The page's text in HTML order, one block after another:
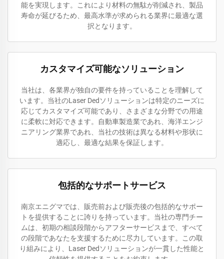
能を実現します。これにより材料の無駄が削減され、製品
寿命が延びるため、最高水準が求められる業界に最適な選
択となります。
カスタマイズ可能なソリューション
当社は、各業界が独自の要件を持っていることを理解して
います。当社のLaser Dedソリューションは特定のニーズに
応じてカスタマイズ可能であり、さまざまな分野での用途
に柔軟に対応できます。自動車製造業であれ、海洋エンジ
ニアリング業界であれ、当社の技術は異なる材料や形状に
適応し、最適な結果を保証します。
包括的なサポートサービス
南京エニグマでは、販売前および販売後の包括的なサポー
トを提供することに誇りを持っています。当社の専門チー
ムは、初期の相談段階からアフターサービスまで、すべて
の段階であなたを支援するために尽力しています。この取
り組みにより、Laser Dedソリューションが一貫した性能と